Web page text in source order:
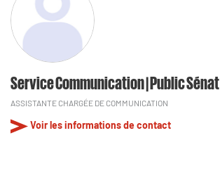
Service Communication | Public Sénat
ASSISTANTE CHARGÉE DE COMMUNICATION
Voir les informations de contact